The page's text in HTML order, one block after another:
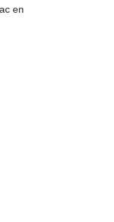
en